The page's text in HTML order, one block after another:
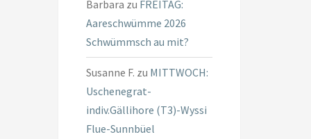
Barbara zu FREITAG:
Aareschwümme 2026
Schwümmsch au mit?
Susanne F. zu MITTWOCH:
Uschenegrat-
indiv.Gällihore (T3)-Wyssi
Flue-Sunnbüel